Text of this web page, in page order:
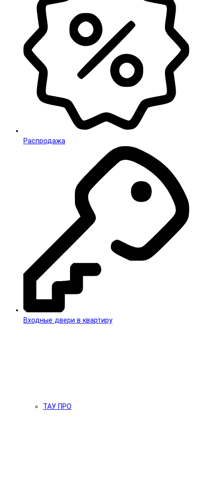
Распродажа
Входные двери в квартиру
ТАУ ПРО